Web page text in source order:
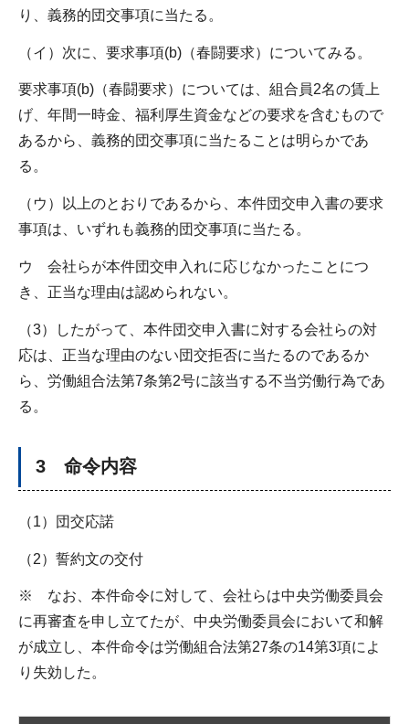
り、義務的団交事項に当たる。
（イ）次に、要求事項(b)（春闘要求）についてみる。
要求事項(b)（春闘要求）については、組合員2名の賃上
げ、年間一時金、福利厚生資金などの要求を含むもので
あるから、義務的団交事項に当たることは明らかであ
る。
（ウ）以上のとおりであるから、本件団交申入書の要求
事項は、いずれも義務的団交事項に当たる。
ウ 会社らが本件団交申入れに応じなかったことにつ
き、正当な理由は認められない。
（3）したがって、本件団交申入書に対する会社らの対
応は、正当な理由のない団交拒否に当たるのであるか
ら、労働組合法第7条第2号に該当する不当労働行為であ
る。
3 命令内容
（1）団交応諾
（2）誓約文の交付
※ なお、本件命令に対して、会社らは中央労働委員会
に再審査を申し立てたが、中央労働委員会において和解
が成立し、本件命令は労働組合法第27条の14第3項によ
り失効した。